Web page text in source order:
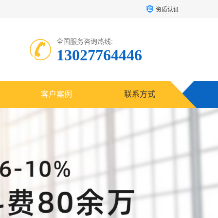
资质认证
全国服务咨询热线:
13027764446
客户案例 联系方式